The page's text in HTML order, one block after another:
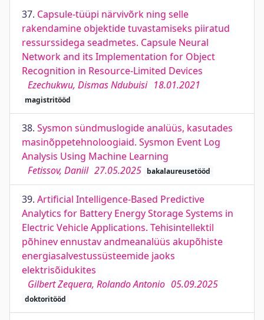
37. Capsule-tüüpi närvivõrk ning selle
rakendamine objektide tuvastamiseks piiratud
ressurssidega seadmetes. Capsule Neural
Network and its Implementation for Object
Recognition in Resource-Limited Devices
Ezechukwu, Dismas Ndubuisi 18.01.2021
magistritööd
38. Sysmon sündmuslogide analüüs, kasutades
masinõppetehnoloogiaid. Sysmon Event Log
Analysis Using Machine Learning
Fetissov, Daniil 27.05.2025 bakalaureusetööd
39. Artificial Intelligence-Based Predictive
Analytics for Battery Energy Storage Systems in
Electric Vehicle Applications. Tehisintellektil
põhinev ennustav andmeanalüüs akupõhiste
energiasalvestussüsteemide jaoks
elektrisõidukites
Gilbert Zequera, Rolando Antonio 05.09.2025
doktoritööd